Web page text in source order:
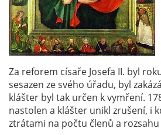
Za reforem císaře Josefa II. byl
sesazen ze svého úřadu, byl
klášter byl tak určen k vymření.
nastolen a klášter unikl zrušení, i
ztrátami na počtu členů a